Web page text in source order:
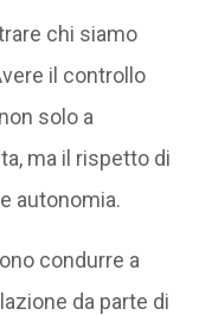
chi siamo
il controllo
solo a
ma il rispetto di
autonomia.
condurre a
da parte di